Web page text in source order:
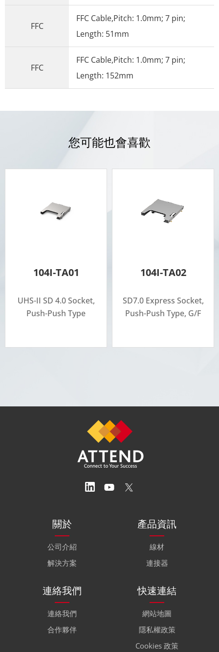
FFC
FFC Cable,Pitch: 1.0mm; 7 pin;
Length: 51mm
FFC
FFC Cable,Pitch: 1.0mm; 7 pin;
Length: 152mm
您可能也會喜歡
104I-TA01
UHS-II SD 4.0 Socket,
Push-Push Type
104I-TA02
SD7.0 Express Socket,
Push-Push Type, G/F
關於
公司介紹
解決方案
產品資訊
線材
連接器
連絡我們
連絡我們
合作夥伴
快速連結
網站地圖
隱私權政策
Cookies 政策